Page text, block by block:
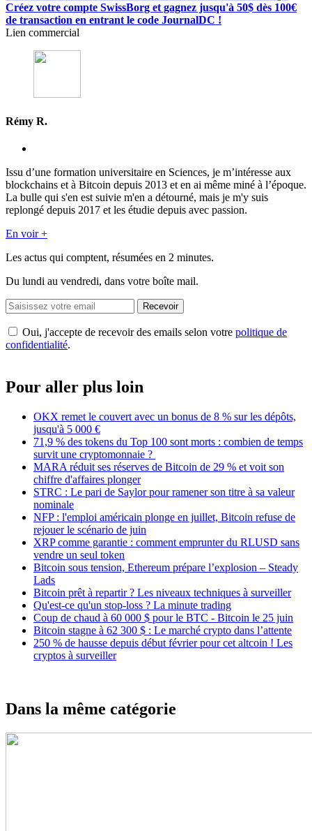
Créez votre compte SwissBorg et gagnez jusqu'à 50$ dès 100€
de transaction en entrant le code JournalDC !
Lien commercial
Rémy R.
Issu d’une formation universitaire en Sciences, je m’intéresse aux
blockchains et à Bitcoin depuis 2013 et en ai même miné à l’époque.
La bulle qui s'en est suivie m'en a détourné, mais je m'y suis
replongé depuis 2017 et les étudie depuis avec passion.
En voir +
Les actus qui comptent, résumées en 2 minutes.
Du lundi au vendredi, dans votre boîte mail.
Recevoir
Oui, j'accepte de recevoir des emails selon votre politique de
confidentialité.
Pour aller plus loin
OKX remet le couvert avec un bonus de 8 % sur les dépôts,
jusqu'à 5 000 €
71,9 % des tokens du Top 100 sont morts : combien de temps
survit une cryptomonnaie ?
MARA réduit ses réserves de Bitcoin de 29 % et voit son
chiffre d'affaires plonger
STRC : Le pari de Saylor pour ramener son titre à sa valeur
nominale
NFP : l'emploi américain plonge en juillet, Bitcoin refuse de
rejouer le scénario de juin
XRP comme garantie : comment emprunter du RLUSD sans
vendre un seul token
Bitcoin sous tension, Ethereum prépare l’explosion – Steady
Lads
Bitcoin prêt à repartir ? Les niveaux techniques à surveiller
Qu'est-ce qu'un stop-loss ? La minute trading
Coup de chaud à 60 000 $ pour le BTC - Bitcoin le 25 juin
Bitcoin stagne à 62 300 $ : Le marché crypto dans l’attente
250 % de hausse depuis début février pour cet altcoin ! Les
cryptos à surveiller
Dans la même catégorie